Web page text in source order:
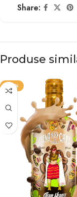
Share:
Produse
-40%